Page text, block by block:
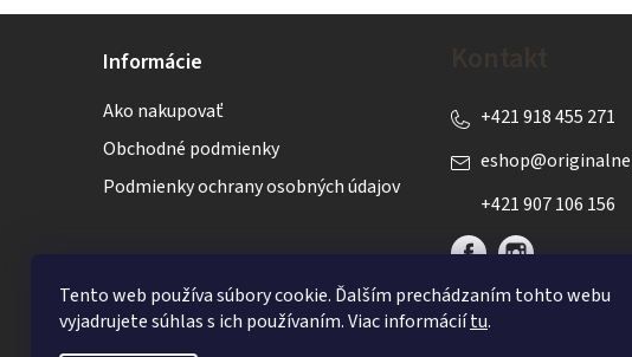
Tento web používa súbory cookie. Ďalším prechádzaním tohto webu
vyjadrujete súhlas s ich používaním. Viac informáciítu.
Informácie
Ako nakupovať
Obchodné podmienky
Podmienky ochrany osobných údajov
eshop@
+421 918 455 271
+421 907 106 156